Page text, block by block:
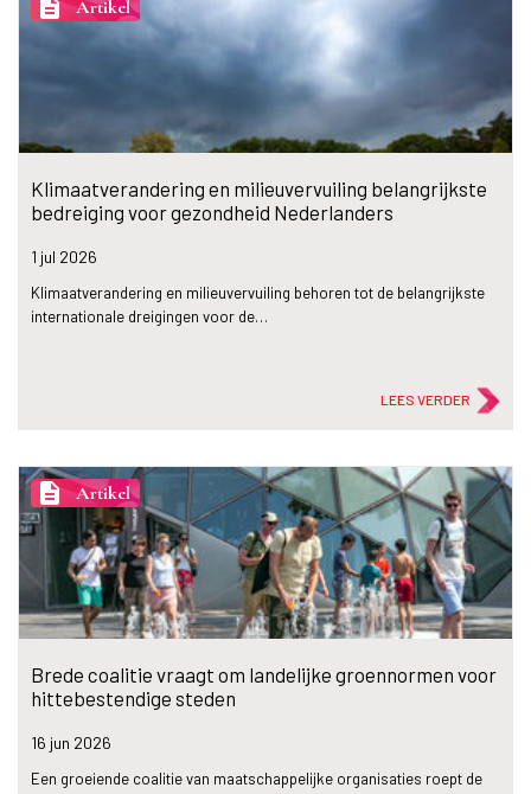
description Artikel
Klimaatverandering en milieuvervuiling belangrijkste
bedreiging voor gezondheid Nederlanders
1 jul 2026
Klimaatverandering en milieuvervuiling behoren tot de belangrijkste
internationale dreigingen voor de…
LEES VERDER
description Artikel
Brede coalitie vraagt om landelijke groennormen voor
hittebestendige steden
16 jun 2026
Een groeiende coalitie van maatschappelijke organisaties roept de